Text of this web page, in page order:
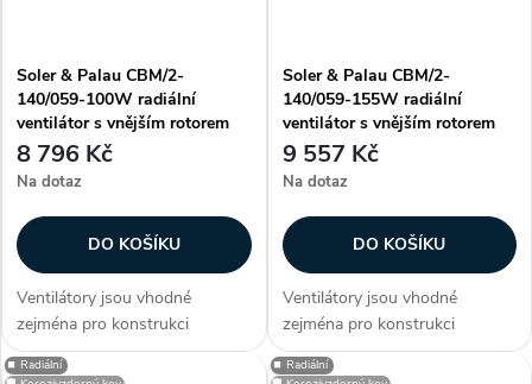
Soler & Palau CBM/2-
140/059-100W radiální
ventilátor s vnějším rotorem
8 796 Kč
Na dotaz
DO KOŠÍKU
Ventilátory jsou vhodné
zejména pro konstrukci
klimatizačních a větracích
jednotek, případně dalších
Soler & Palau CBM/2-
140/059-155W radiální
ventilátor s vnějším rotorem
9 557 Kč
Na dotaz
DO KOŠÍKU
Ventilátory jsou vhodné
zejména pro konstrukci
klimatizačních a větracích
jednotek, případně dalších
⏹️ Radiální
⏹️ Radiální